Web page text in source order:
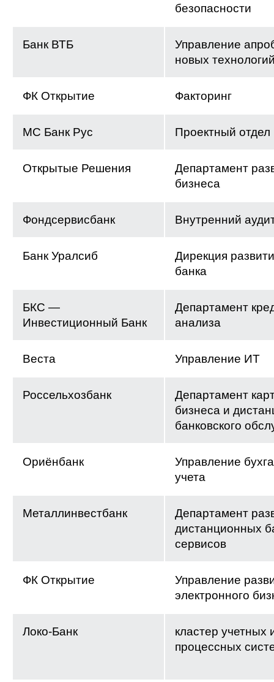
безопасности
Банк ВТБ
Управление
новых
ФК Открытие Факторинг
МС Банк Рус Проектный отдел
Открытые Решения
Департамент
бизнеса
Фондсервисбанк Внутренний
Банк Уралсиб
Дирекция
банка
БКС —
Инвестиционный Банк
Департамент
анализа
Веста Управление ИТ
Россельхозбанк
Департамент
бизнеса и
банковского
Ориёнбанк
Управление
учета
Металлинвестбанк
Департамент
дистанционных
сервисов
ФК Открытие
Управление
электронного
Локо-Банк
кластер учетных
процессных